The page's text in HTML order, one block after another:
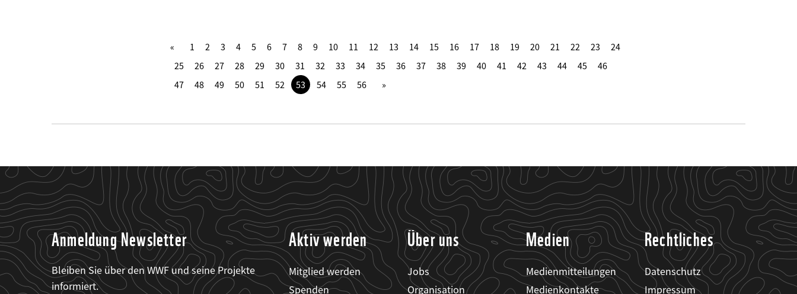
1 2 3 4 5 6 7 8 9 10 11 12 13 14 15 16 17 18 19 20 21 22 23
24
25
26 27 28 29 30 31 32 33 34 35 36 37 38 39 40 41 42 43 44 45
46
47
48 49 50 51 52 53 54 55 56
Anmeldung Newsletter
Bleiben Sie über den WWF und seine Projekte
informiert.
Aktiv werden
Mitglied werden
Spenden
Über uns
Jobs
Organisation
Medien
Medienmitteilungen
Medienkontakte
Rechtliches
Datenschutz
Impressum